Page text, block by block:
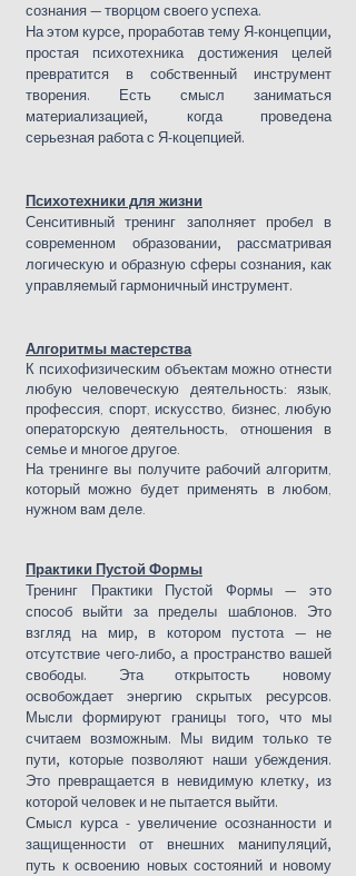
сознания — творцом своего успеха.
На этом курсе, проработав тему Я-концепции,
простая психотехника достижения целей
превратится в собственный инструмент
творения. Есть смысл заниматься
материализацией, когда проведена
серьезная работа с Я-коцепцией.
Психотехники для жизни
Сенситивный тренинг заполняет пробел в
современном образовании, рассматривая
логическую и образную сферы сознания, как
управляемый гармоничный инструмент.
Алгоритмы мастерства​
К психофизическим объектам можно отнести
любую человеческую деятельность: язык,
профессия, спорт, искусство, бизнес, любую
операторскую деятельность, отношения в
семье и многое другое.
На тренинге вы получите рабочий алгоритм,
который можно будет применять в любом,
нужном вам деле.
Практики Пустой Формы
Тренинг Практики Пустой Формы — это
способ выйти за пределы шаблонов. Это
взгляд на мир, в котором пустота — не
отсутствие чего-либо, а пространство вашей
свободы. Эта открытость новому
освобождает энергию скрытых ресурсов.​
Мысли формируют границы того, что мы
считаем возможным. Мы видим только те
пути, которые позволяют наши убеждения.
Это превращается в невидимую клетку, из
которой человек и не пытается выйти.
​Смысл курса - увеличение осознанности и
защищенности от внешних манипуляций,
путь к освоению новых состояний и новому